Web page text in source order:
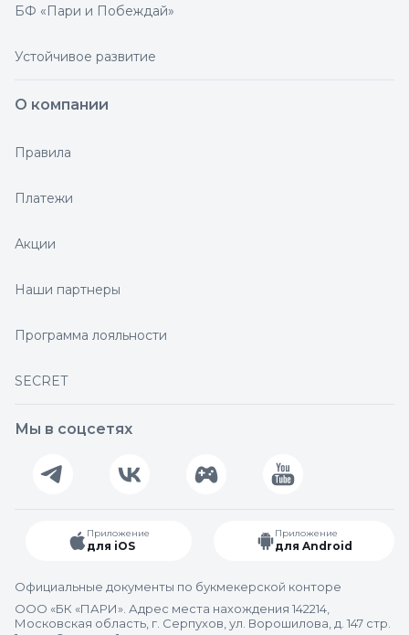
БФ «Пари и Побеждай»
Устойчивое развитие
О компании
Правила
Платежи
Акции
Наши партнеры
Программа лояльности
SECRET
Мы в соцсетях
Приложение
для iOS
Приложение
для Android
Официальные документы по букмекерской конторе
ООО «БК «ПАРИ». Адрес места нахождения 142214,
Московская область, г. Серпухов, ул. Ворошилова, д. 147 стр.